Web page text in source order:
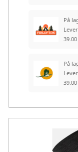
På
På